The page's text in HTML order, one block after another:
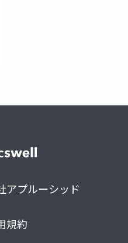
アプルーシッド
規約